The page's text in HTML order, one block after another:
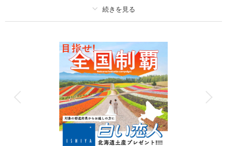
新婦衣装2着
ヘアメイク
データ 100 カット
会食
家族用衣装レンタル ペットと撮影
その他含むもの
アートブーケ・Yシャツレンタル・シューズレンタル